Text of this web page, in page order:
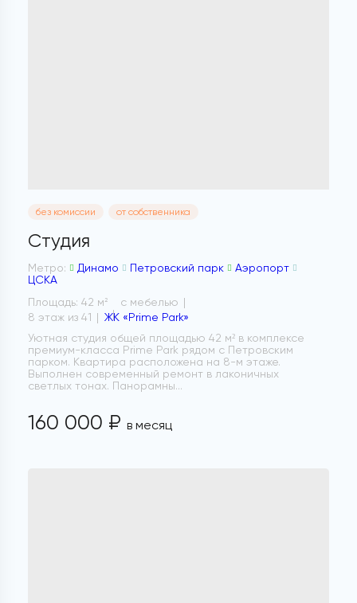
без комиссии от собственника
Студия
Метро: Динамо Петровский парк
Аэропорт
ЦСКА
Площадь: 42 м 2
с мебелью
8 этаж из 41
ЖК «Prime Park»
Уютная студия общей площадью 42 м² в комплексе
премиум-класса Prime Park рядом с Петровским
парком. Квартира расположена на 8-м этаже.
Выполнен современный ремонт в лаконичных
светлых тонах. Панорамны...
160 000 ₽ в месяц